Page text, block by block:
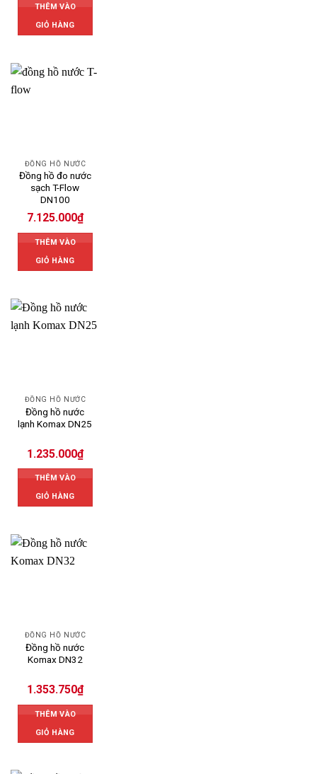
THÊM VÀO
GIỎ HÀNG
ĐỒNG HỒ NƯỚC
Đồng hồ đo nước
sạch T-Flow
DN100
7.125.000₫
THÊM VÀO
GIỎ HÀNG
ĐỒNG HỒ NƯỚC
Đồng hồ nước
lạnh Komax DN25
1.235.000₫
THÊM VÀO
GIỎ HÀNG
ĐỒNG HỒ NƯỚC
Đồng hồ nước
Komax DN32
1.353.750₫
THÊM VÀO
GIỎ HÀNG